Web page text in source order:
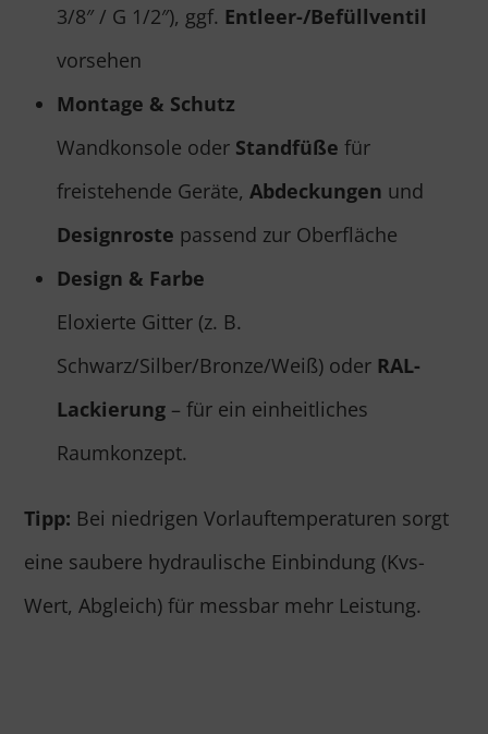
3/8″ / G 1/2″), ggf. Entleer-/Befüllventil
vorsehen
Montage & Schutz
Wandkonsole oder Standfüße für
freistehende Geräte,Abdeckungen und
Designroste passend zur Oberfläche
Design & Farbe
Eloxierte Gitter (z. B.
Schwarz/Silber/Bronze/Weiß) oder RAL-
Lackierung – für ein einheitliches
Raumkonzept.
Tipp: Bei niedrigen Vorlauftemperaturen sorgt
eine saubere hydraulische Einbindung (Kvs-
Wert, Abgleich) für messbar mehr Leistung.